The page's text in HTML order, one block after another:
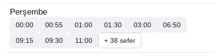
Perşembe
00:00 00:55 01:00 01:30 03:00
06:50
09:15
09:30 11:00 + 38 sefer